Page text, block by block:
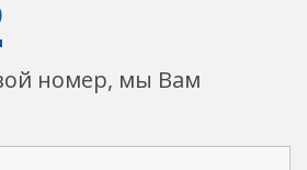
номер, мы Вам